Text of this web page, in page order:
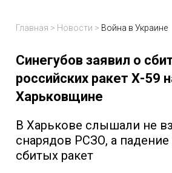
Главная > Новости > Война в Украине
Синегубов заявил о
российских ракет Х-59
Харьковщине
В Харькове слышали не
снарядов РСЗО, а
сбитых ракет